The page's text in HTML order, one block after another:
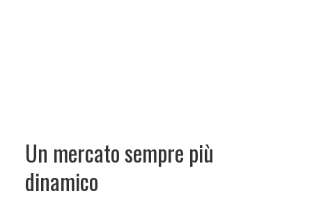
Un mercato sempre più
dinamico